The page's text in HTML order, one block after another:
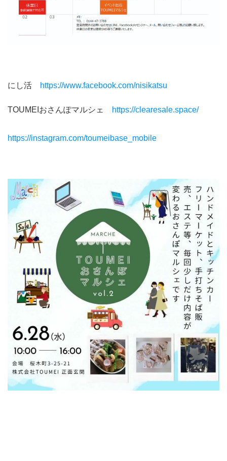
にし活 https://www.facebook.com/nisikatsu
TOUMEIおさんぽマルシェ https://clearesale.space/
https://instagram.com/toumeibase_mobile